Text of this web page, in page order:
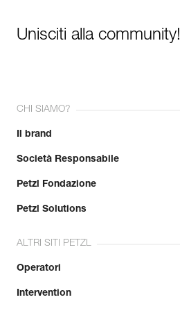
Unisciti alla community!
CHI SIAMO?
Il brand
Società Responsabile
Petzl Fondazione
Petzl Solutions
ALTRI SITI PETZL
Operatori
Intervention